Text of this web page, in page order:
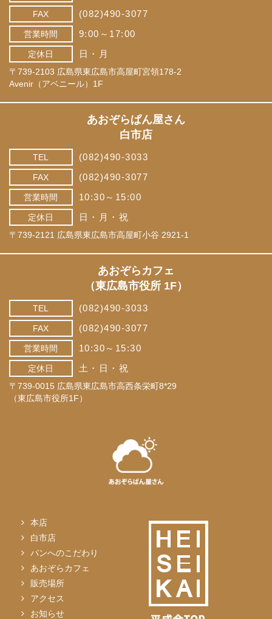
FAX (082)490-3077
営業時間 9:00～17:00
定休日 日・月
〒739-2103 広島県東広島市高屋町宮領178-2
Avenir（アベニール）1F
あおぞらぱん屋さん
白市店
TEL (082)490-3033
FAX (082)490-3077
営業時間 10:30～15:00
定休日 日・月・祝
〒739-2121 広島県東広島市高屋町小谷 2921-1
あおぞらカフェ
（東広島市役所 1F）
TEL (082)490-3033
FAX (082)490-3077
営業時間 10:30～15:30
定休日 土・日・祝
〒739-0015 広島県東広島市高西条栄町8*29
（東広島市役所1F）
本店
白市店
パンへのこだわり
あおぞらカフェ
販売場所
アクセス
お知らせ